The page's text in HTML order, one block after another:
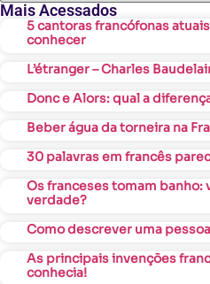
Mais Acessados
5 cantoras francófonas
conhecer
L’étranger – Charles
Donc e Alors: qual a
Beber água da torneira na
30 palavras em francês
Os franceses tomam banho:
verdade?
Como descrever uma
As principais invenções
conhecia!